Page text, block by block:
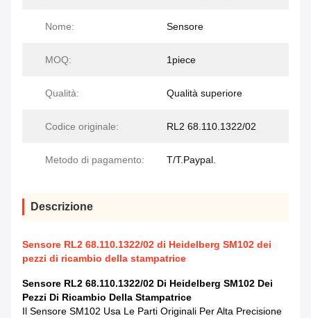
Nome: Sensore
MOQ: 1piece
Qualità: Qualità superiore
Codice originale: RL2 68.110.1322/02
Metodo di pagamento: T/T.Paypal.
Descrizione
Sensore RL2 68.110.1322/02 di Heidelberg SM102 dei
pezzi di ricambio della stampatrice
Sensore RL2 68.110.1322/02 Di Heidelberg SM102 Dei
Pezzi Di Ricambio Della Stampatrice
Il Sensore SM102 Usa Le Parti Originali Per Alta Precisione